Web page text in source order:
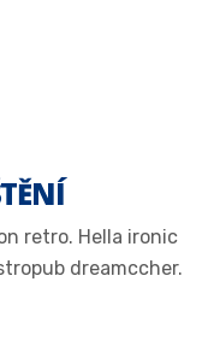
retro. Hella ironic
dreamccher.